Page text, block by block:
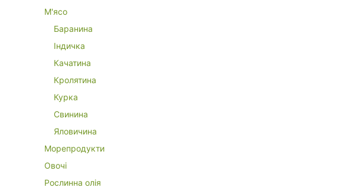
М'ясо
Баранина
Індичка
Качатина
Кролятина
Курка
Свинина
Яловичина
Морепродукти
Овочі
Рослинна олія